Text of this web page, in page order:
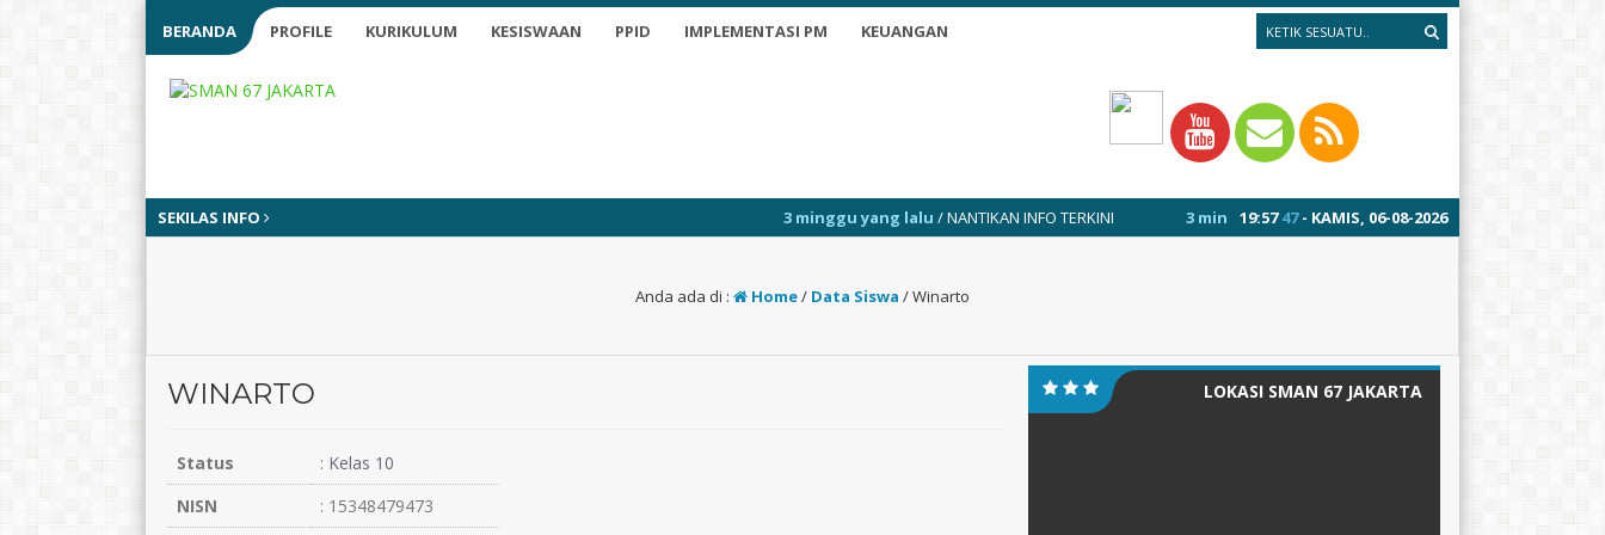
BERANDA PROFILE KURIKULUM KESISWAAN PPID IMPLEMENTASI PM KEUANGAN
SEKILAS INFO 19:57 48- KAMIS, 06-08-2026
3 minggu yang lalu/ NANTIKAN INFO TERKINI 3 minggu yang lalu/ MPLS 13-17 JULI 2026
Anda ada di : Home/ Data Siswa /Winarto
WINARTO
Status : Kelas 10
NISN
: 15348479473
LOKASI SMAN 67 JAKARTA